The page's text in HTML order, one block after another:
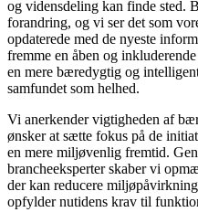
og vidensdeling kan finde sted.
forandring, og vi ser det som
opdaterede med de nyeste
fremme en åben og
en mere bæredygtig og
samfundet som helhed.
Vi anerkender vigtigheden af
ønsker at sætte fokus på de
en mere miljøvenlig fremtid.
brancheeksperter skaber vi
der kan reducere
opfylder nutidens krav til